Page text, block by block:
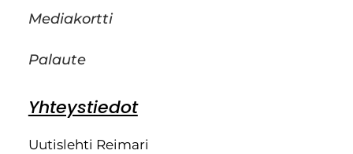
Mediakortti
Palaute
Yhteystiedot
Uutislehti Reimari